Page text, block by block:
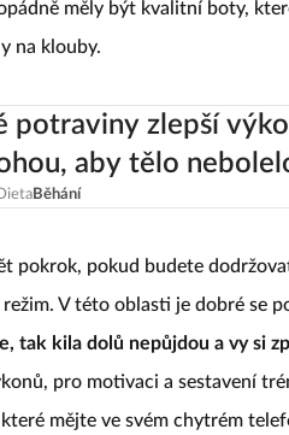
měly být kvalitní boty,
na klouby.
potraviny zlepší
aby tělo
Běhání
pokrok, pokud budete
V této oblasti je dobré se
tak kila dolů nepůjdou a vy si
pro motivaci a sestavení
které mějte ve svém chytrém